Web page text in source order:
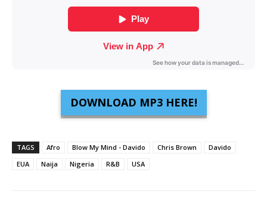
DOWNLOAD MP3 HERE!
TAGS Afro Blow My Mind - Davido Chris Brown
Davido
EUA
Naija Nigeria R&B USA